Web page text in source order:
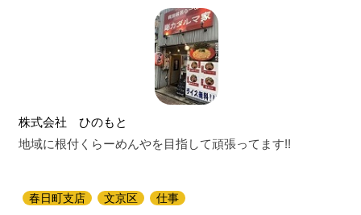
株式会社 ひのもと
地域に根付くらーめんやを目指して頑張ってます!!
春日町支店 文京区 仕事